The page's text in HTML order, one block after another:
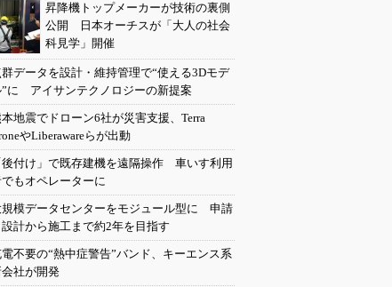
昇降機トップメーカーが技術の裏側
公開 日本オーチスが「大人の社会
科見学」開催
群データを設計・維持管理で“使える3Dモデ
”に アイサンテクノロジーの新提案
地震でドローン6社が災害支援、Terra
やLiberawareらが出動
後付け」で既存建機を遠隔操作 車いす利用
もオペレーターに
規模データセンターをモジュール型に 申請
設計から施工まで約2年を目指す
不要の“熱中症警告”バンド、キーエンス系
会社が開発